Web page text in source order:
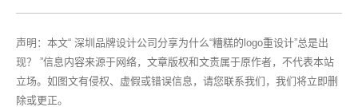
声明：本文“ 深圳品牌设计公司分享为什么“糟糕的logo重设计”总是出
现？ ”信息内容来源于网络，文章版权和文责属于原作者，不代表本站
立场。如图文有侵权、虚假或错误信息，请您联系我们，我们将立即删
除或更正。